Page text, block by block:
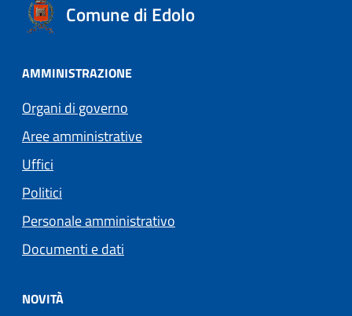
Comune di Edolo
AMMINISTRAZIONE
Organi di governo
Aree amministrative
Uffici
Politici
Personale amministrativo
Documenti e dati
NOVITÀ